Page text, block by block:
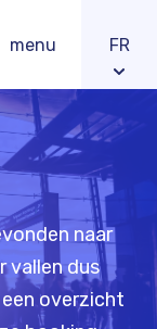
FR
menu
naar
vallen dus
overzicht